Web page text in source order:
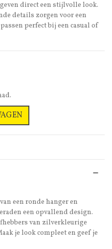
direct een stijlvolle look.
details zorgen voor een
perfect bij een casual of
een ronde hanger en
een opvallend design.
van zilverkleurige
je look compleet en geef je